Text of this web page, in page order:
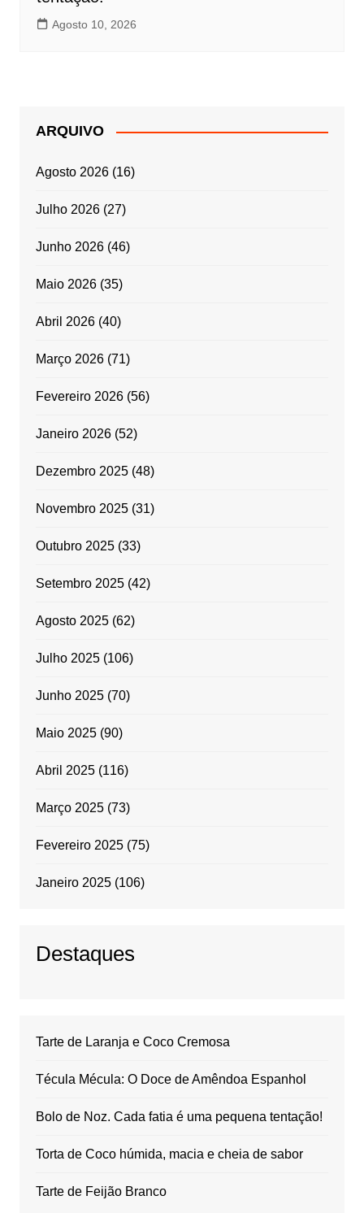
Agosto 10, 2026
ARQUIVO
Agosto 2026(16)
Julho 2026(27)
Junho 2026(46)
Maio 2026(35)
Abril 2026(40)
Março 2026(71)
Fevereiro 2026(56)
Janeiro 2026(52)
Dezembro 2025(48)
Novembro 2025(31)
Outubro 2025(33)
Setembro 2025(42)
Agosto 2025(62)
Julho 2025(106)
Junho 2025(70)
Maio 2025(90)
Abril 2025(116)
Março 2025(73)
Fevereiro 2025(75)
Janeiro 2025(106)
Destaques
Tarte de Laranja e Coco Cremosa
Técula Mécula: O Doce de Amêndoa Espanhol
Bolo de Noz. Cada fatia é uma pequena tentação!
Torta de Coco húmida, macia e cheia de sabor
Tarte de Feijão Branco